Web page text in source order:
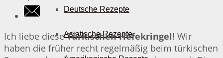
Deutsche Rezepte
Asiatische Rezepte
Ich liebe dieseTürkischen Hefekringel! Wir
haben die früher recht regelmäßig beim türkischen